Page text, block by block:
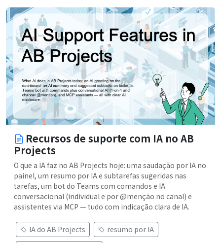
Recursos de suporte com IA no AB
Projects
O que a IA faz no AB Projects hoje: uma saudação por IA no
painel, um resumo por IA e subtarefas sugeridas nas
tarefas, um bot do Teams com comandos e IA
conversacional (individual e por @menção no canal) e
assistentes via MCP — tudo com indicação clara de IA.
IA do AB Projects
resumo por IA